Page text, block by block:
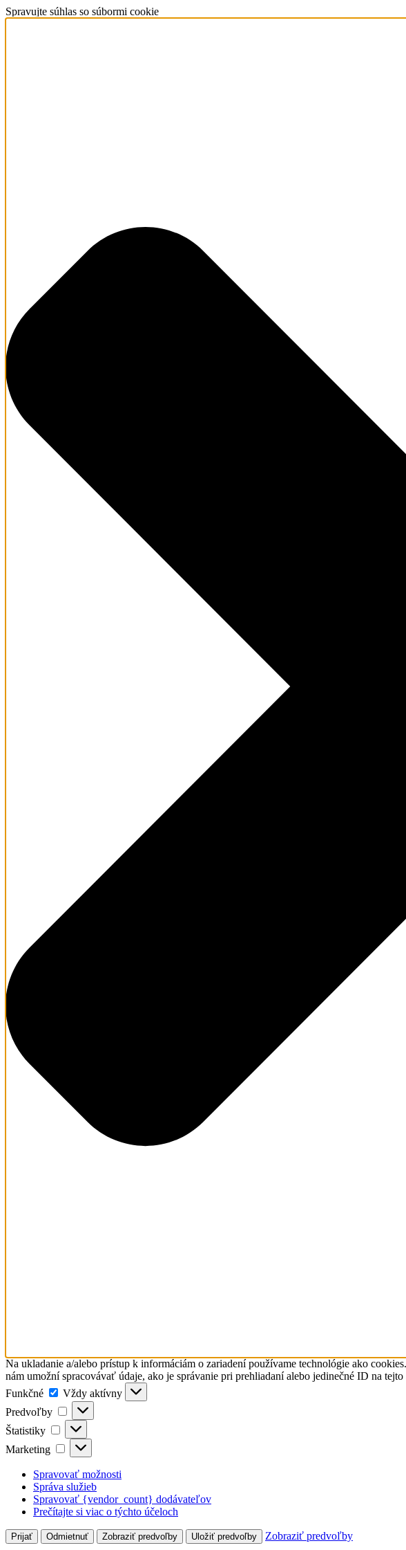
Spravujte súhlas so súbormi cookie
Na ukladanie a/alebo prístup k informáciám o zariadení používame technológie ako
nám umožní spracovávať údaje, ako je správanie pri prehliadaní alebo jedinečné ID na
Funkčné
Funkčné
Vždy aktívny
Predvoľby
Predvoľby
Štatistiky Štatistiky
Marketing Marketing
Spravovať možnosti
Správa služieb
Spravovať {vendor_count} dodávateľov
Prečítajte si viac o týchto účeloch
Prijať Odmietnuť Zobraziť predvoľby Uložiť predvoľby Zobraziť predvoľby